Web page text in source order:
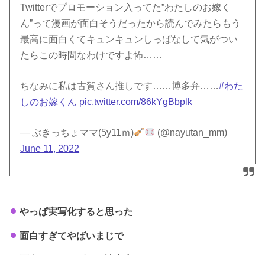
Twitterでプロモーション入ってた”わたしのお嫁く
ん”って漫画が面白そうだったから読んでみたらもう
最高に面白くてキュンキュンしっぱなして気がつい
たらこの時間なわけですよ怖……
ちなみに私は古賀さん推しです……博多弁……#わた
しのお嫁くん pic.twitter.com/86kYgBbplk
— ぶきっちょママ(5y11ｍ)
(@nayutan_mm)
June 11, 2022
やっぱ実写化すると思った
面白すぎてやばいまじで